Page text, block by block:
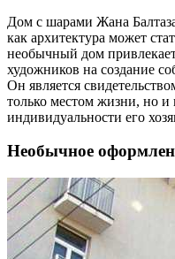
Дом с шарами Жана
как архитектура может
необычный дом
художников на создание
Он является
только местом жизни, но
индивидуальности его
Необычное